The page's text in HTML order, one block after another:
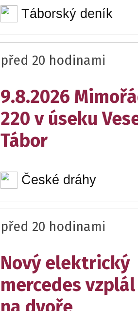
Táborský deník
před 20 hodinami
9.8.2026
220 v úseku
Tábor
České dráhy
před 20 hodinami
Nový elektrický
mercedes vzplál